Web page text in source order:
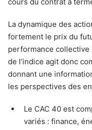
La dynamique des
fortement le prix du
performance collective
de l’indice agit donc
donnant une
les perspectives des
Le CAC 40 est
variés : finance,